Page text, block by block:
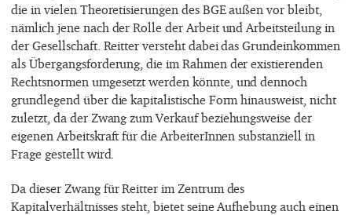
die in vielen Theoretisierungen des BGE außen vor bleibt,
nämlich jene nach der Rolle der Arbeit und Arbeitsteilung in
der Gesellschaft. Reitter versteht dabei das Grundeinkommen
als Übergangsforderung, die im Rahmen der existierenden
Rechtsnormen umgesetzt werden könnte, und dennoch
grundlegend über die kapitalistische Form hinausweist, nicht
zuletzt, da der Zwang zum Verkauf beziehungsweise der
eigenen Arbeitskraft für die ArbeiterInnen substanziell in
Frage gestellt wird.
Da dieser Zwang für Reitter im Zentrum des
Kapitalverhältnisses steht, bietet seine Aufhebung auch einen